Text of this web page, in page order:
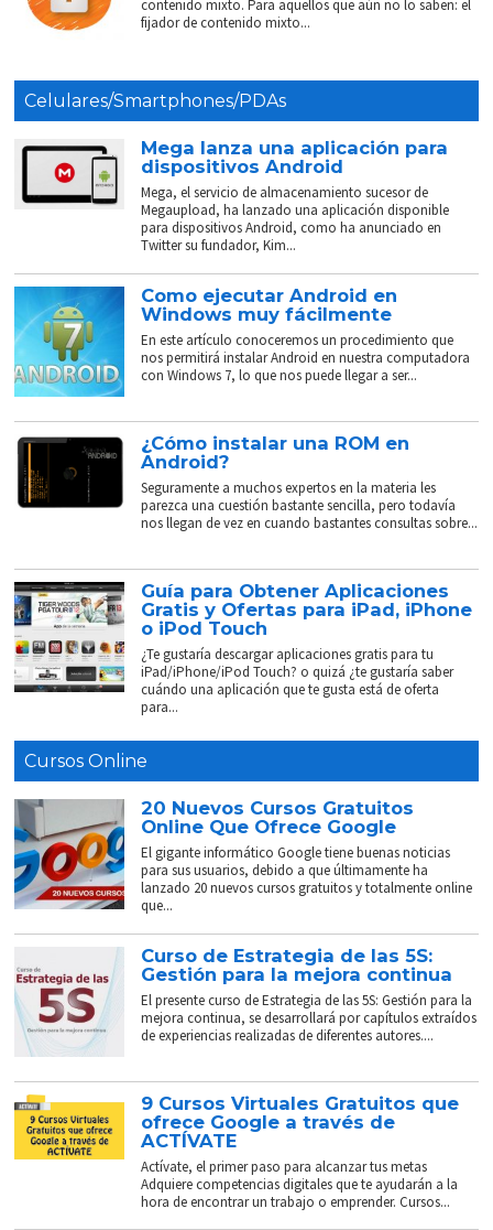
contenido mixto. Para aquellos que aún no lo saben: el
fijador de contenido mixto...
Celulares/Smartphones/PDAs
Mega lanza una aplicación para
dispositivos Android
Mega, el servicio de almacenamiento sucesor de
Megaupload, ha lanzado una aplicación disponible
para dispositivos Android, como ha anunciado en
Twitter su fundador, Kim...
Como ejecutar Android en
Windows muy fácilmente
En este artículo conoceremos un procedimiento que
nos permitirá instalar Android en nuestra computadora
con Windows 7, lo que nos puede llegar a ser...
¿Cómo instalar una ROM en
Android?
Seguramente a muchos expertos en la materia les
parezca una cuestión bastante sencilla, pero todavía
nos llegan de vez en cuando bastantes consultas sobre...
Guía para Obtener Aplicaciones
Gratis y Ofertas para iPad, iPhone
o iPod Touch
¿Te gustaría descargar aplicaciones gratis para tu
iPad/iPhone/iPod Touch? o quizá ¿te gustaría saber
cuándo una aplicación que te gusta está de oferta
para...
Cursos Online
20 Nuevos Cursos Gratuitos
Online Que Ofrece Google
El gigante informático Google tiene buenas noticias
para sus usuarios, debido a que últimamente ha
lanzado 20 nuevos cursos gratuitos y totalmente online
que...
Curso de Estrategia de las 5S:
Gestión para la mejora continua
El presente curso de Estrategia de las 5S: Gestión para la
mejora continua, se desarrollará por capítulos extraídos
de experiencias realizadas de diferentes autores....
9 Cursos Virtuales Gratuitos que
ofrece Google a través de
ACTÍVATE
Actívate, el primer paso para alcanzar tus metas
Adquiere competencias digitales que te ayudarán a la
hora de encontrar un trabajo o emprender. Cursos...